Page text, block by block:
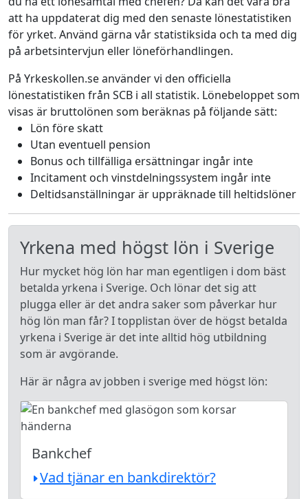
att ha uppdaterat dig med den senaste lönestatistiken
för yrket. Använd gärna vår statistiksida och ta med dig
på arbetsintervjun eller löneförhandlingen.
På Yrkeskollen.se använder vi den officiella
lönestatistiken från SCB i all statistik. Lönebeloppet som
visas är bruttolönen som beräknas på följande sätt:
Lön före skatt
Utan eventuell pension
Bonus och tillfälliga ersättningar ingår inte
Incitament och vinstdelningssystem ingår inte
Deltidsanställningar är uppräknade till heltidslöner
Yrkena med högst lön i Sverige
Hur mycket hög lön har man egentligen i dom bäst
betalda yrkena i Sverige. Och lönar det sig att
plugga eller är det andra saker som påverkar hur
hög lön man får? I topplistan över de högst betalda
yrkena i Sverige är det inte alltid hög utbildning
som är avgörande.
Här är några av jobben i sverige med högst lön:
Bankchef
Vad tjänar en bankdirektör?